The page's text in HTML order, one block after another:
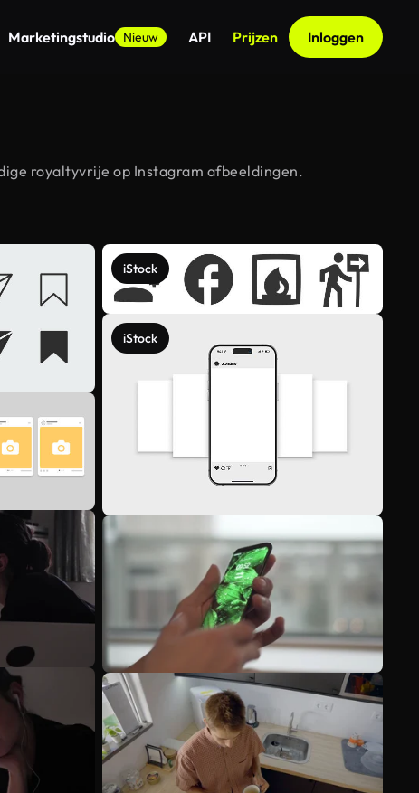
Marketingstudio Nieuw API Prijzen Inloggen
royaltyvrije op Instagram afbeeldingen.
iStock
iStock
Meer bekijken